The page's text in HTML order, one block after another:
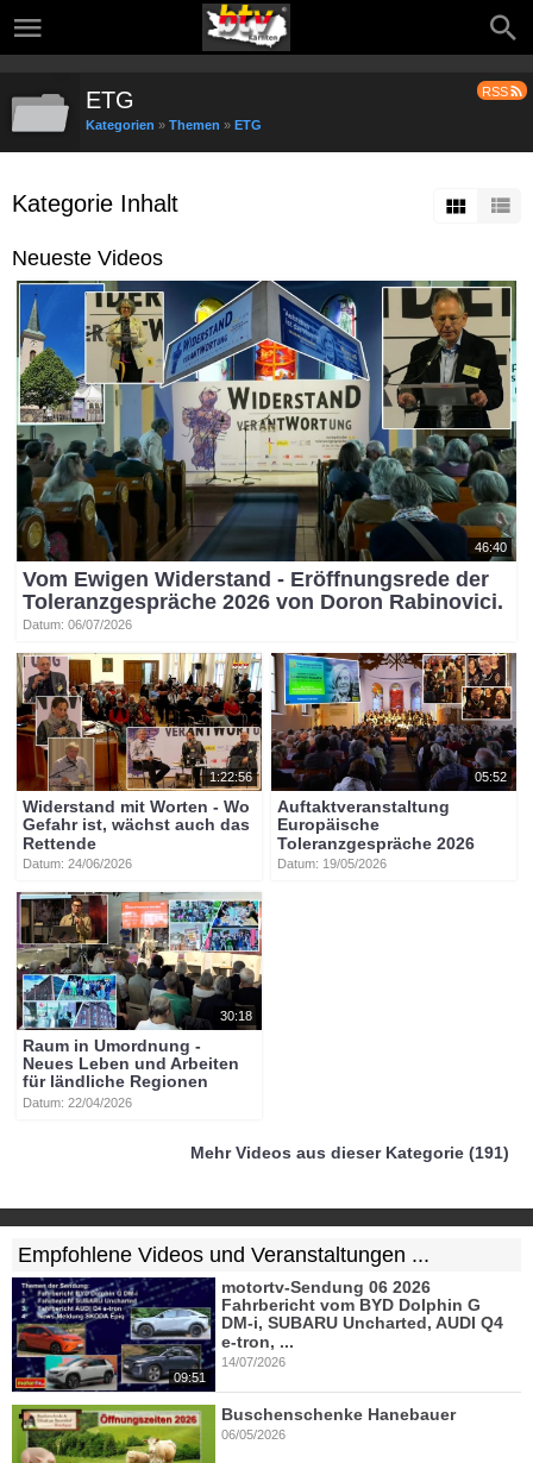
RSS
ETG
Kategorien » Themen » ETG
Kategorie Inhalt
Neueste Videos
46:40
Vom Ewigen Widerstand - Eröffnungsrede der
Toleranzgespräche 2026 von Doron Rabinovici.
Datum: 06/07/2026
1:22:56
Widerstand mit Worten - Wo
Gefahr ist, wächst auch das
Rettende
Datum: 24/06/2026
05:52
Auftaktveranstaltung
Europäische
Toleranzgespräche 2026
Datum: 19/05/2026
30:18
Raum in Umordnung -
Neues Leben und Arbeiten
für ländliche Regionen
Datum: 22/04/2026
Mehr Videos aus dieser Kategorie (191)
Empfohlene Videos und Veranstaltungen ...
09:51
motortv-Sendung 06 2026
Fahrbericht vom BYD Dolphin G
DM-i, SUBARU Uncharted, AUDI Q4
e-tron, ...
14/07/2026
Buschenschenke Hanebauer
06/05/2026